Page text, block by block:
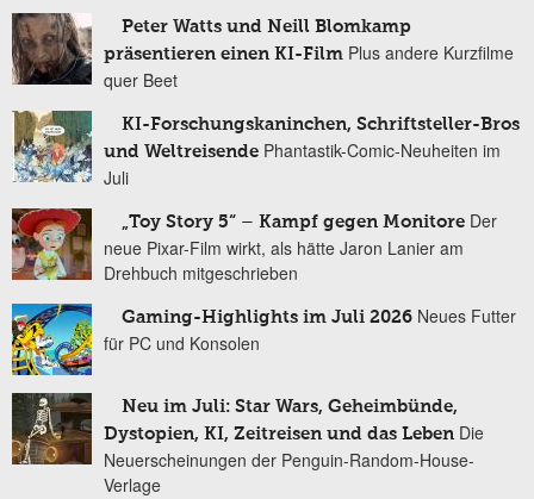
Peter Watts und Neill Blomkamp
präsentieren einen KI-Film Plus andere Kurzfilme
quer Beet
KI-Forschungskaninchen, Schriftsteller-Bros
und Weltreisende Phantastik-Comic-Neuheiten im
Juli
„Toy Story 5“ – Kampf gegen Monitore Der
neue Pixar-Film wirkt, als hätte Jaron Lanier am
Drehbuch mitgeschrieben
Gaming-Highlights im Juli 2026 Neues Futter
für PC und Konsolen
Neu im Juli: Star Wars, Geheimbünde,
Dystopien, KI, Zeitreisen und das Leben Die
Neuerscheinungen der Penguin-Random-House-
Verlage